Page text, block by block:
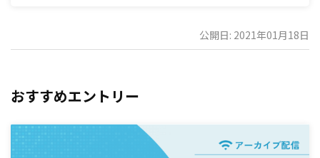
公開日: 2021年01月18日
おすすめエントリー